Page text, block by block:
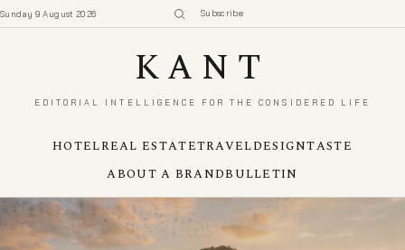
KANT — สื่อลักชัวรีที่อ่านงานดีไซน์ เรื่องเล่าแบรนด์ และบริบทการลงทุ
Sunday 9 August 2026 Subscribe
KANT
EDITORIAL INTELLIGENCE FOR THE CONSIDERED LIFE
HOTELREAL ESTATETRAVELDESIGNTASTE
ABOUT A BRANDBULLETIN